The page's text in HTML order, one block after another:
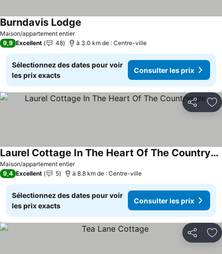
Maison/appartement entier
Burndavis Lodge
9,9 Excellent 48 à 3.0 km de : Centre-ville
Sélectionnez des dates pour voir
les prix exacts
Consulter les prix
Partager
Maison/appartement entier
Laurel Cottage In The Heart Of The Countryside
9,4 Excellent 5 à 8.8 km de : Centre-ville
Sélectionnez des dates pour voir
les prix exacts
Consulter les prix
Partager